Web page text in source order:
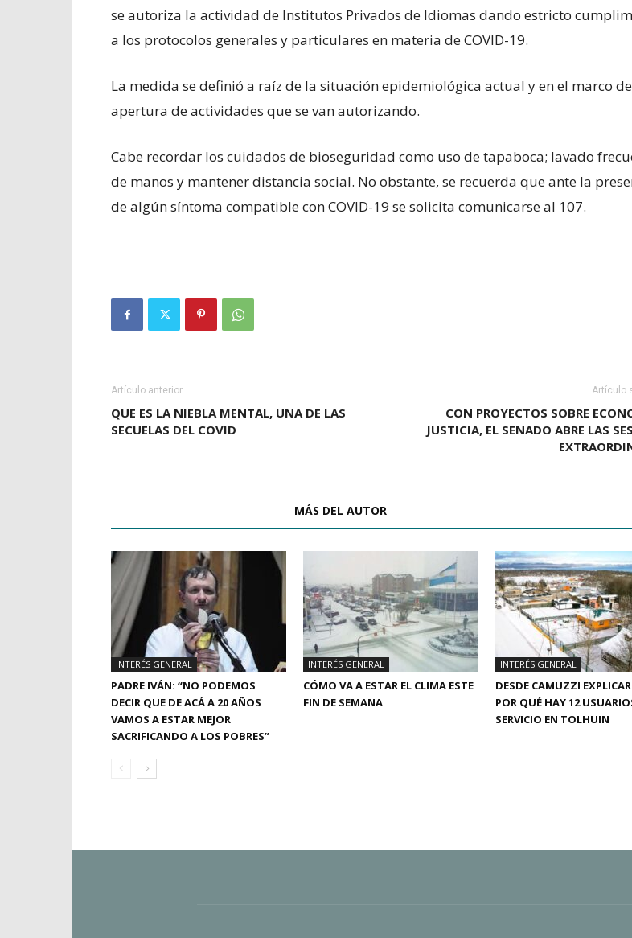
se autoriza la actividad de Institutos Privados de Idiomas dando estricto
a los protocolos generales y particulares en materia de COVID-19.
La medida se definió a raíz de la situación epidemiológica actual y en el marco
apertura de actividades que se van autorizando.
Cabe recordar los cuidados de bioseguridad como uso de tapaboca; lavado
de manos y mantener distancia social. No obstante, se recuerda que ante la
de algún síntoma compatible con COVID-19 se solicita comunicarse al 107.
Artículo anterior
QUE ES LA NIEBLA MENTAL, UNA DE LAS
SECUELAS DEL COVID
Artículo
CON PROYECTOS SOBRE
JUSTICIA, EL SENADO ABRE LAS
MÁS DEL AUTOR
INTERÉS GENERAL
PADRE IVÁN: “NO PODEMOS
DECIR QUE DE ACÁ A 20 AÑOS
VAMOS A ESTAR MEJOR
SACRIFICANDO A LOS POBRES”
INTERÉS GENERAL
CÓMO VA A ESTAR EL CLIMA ESTE
FIN DE SEMANA
INTERÉS GENERAL
DESDE CAMUZZI
POR QUÉ HAY 12
SERVICIO EN TOLHUIN